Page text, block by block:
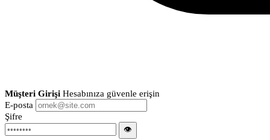
Müşteri Girişi Hesabınıza güvenle erişin
E-posta
Şifre
👁